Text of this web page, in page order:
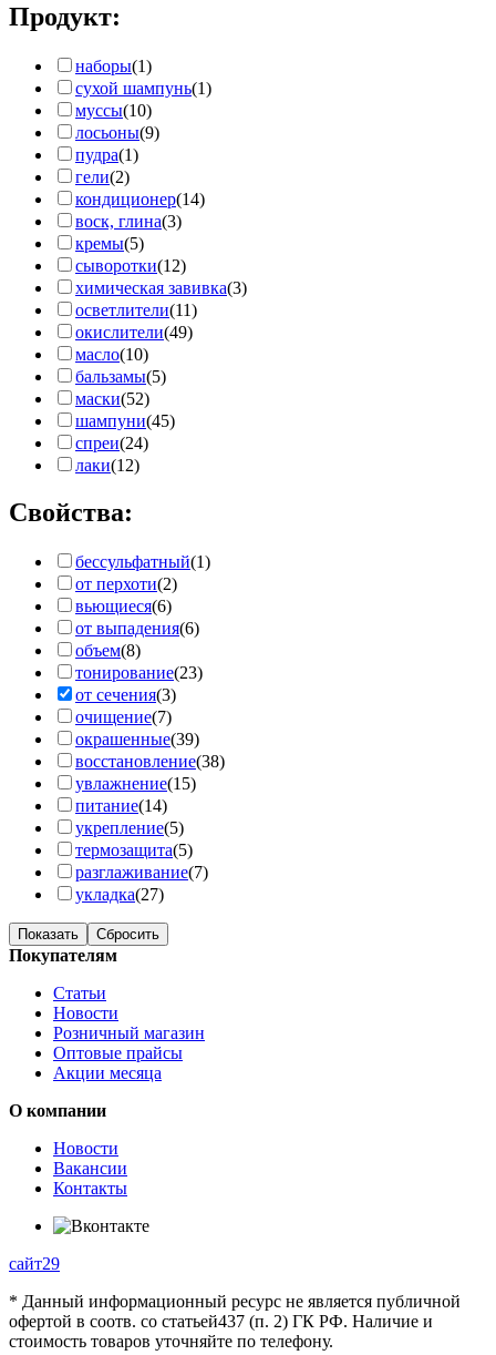
Продукт:
наборы(1)
сухой шампунь(1)
муссы(10)
лосьоны(9)
пудра(1)
гели(2)
кондиционер(14)
воск, глина(3)
кремы(5)
сыворотки(12)
химическая завивка(3)
осветлители(11)
окислители(49)
масло(10)
бальзамы(5)
маски(52)
шампуни(45)
спреи(24)
лаки(12)
Свойства:
бессульфатный(1)
от перхоти(2)
вьющиеся(6)
от выпадения(6)
объем(8)
тонирование(23)
от сечения(3)
очищение(7)
окрашенные(39)
восстановление(38)
увлажнение(15)
питание(14)
укрепление(5)
термозащита(5)
разглаживание(7)
укладка(27)
Показать Сбросить
Покупателям
Статьи
Новости
Розничный магазин
Оптовые прайсы
Акции месяца
О компании
Новости
Вакансии
Контакты
сайт29
* Данный информационный ресурс не является публичной
офертой в соотв. со статьей437 (п. 2) ГК РФ. Наличие и
стоимость товаров уточняйте по телефону.